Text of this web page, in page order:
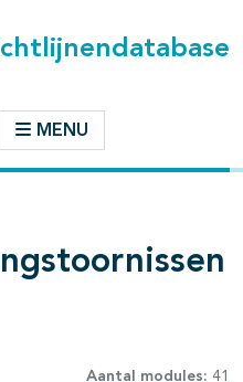
MENU
Aantal modules: 41